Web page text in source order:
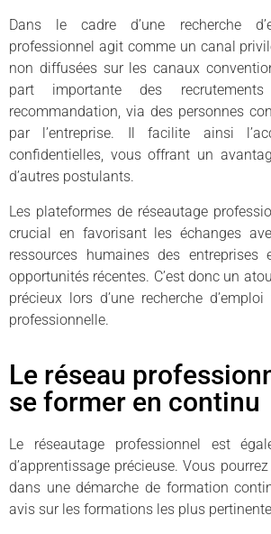
Dans le cadre d’une recherche
professionnel agit comme un canal
non diffusées sur les canaux
part importante des
recommandation, via des personnes
par l’entreprise. Il facilite ainsi
confidentielles, vous offrant un
d’autres postulants.
Les plateformes de réseautage
crucial en favorisant les échanges
ressources humaines des
opportunités récentes. C’est donc un
précieux lors d’une recherche
professionnelle.
Le réseau
se former en continu
Le réseautage professionnel est
d’apprentissage précieuse. Vous
dans une démarche de formation
avis sur les formations les plus